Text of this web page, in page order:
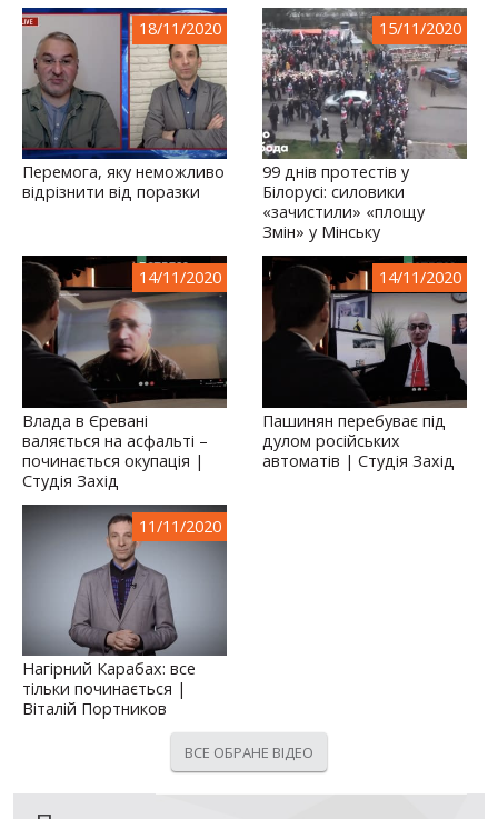
18/11/2020
Перемога, яку неможливо
відрізнити від поразки
15/11/2020
99 днів протестів у
Білорусі: силовики
«зачистили» «площу
Змін» у Мінську
14/11/2020
Влада в Єревані
валяється на асфальті –
починається окупація |
Студія Захід
14/11/2020
Пашинян перебуває під
дулом російських
автоматів | Студія Захід
11/11/2020
Нагірний Карабах: все
тільки починається |
Віталій Портников
ВСЕ ОБРАНЕ ВІДЕО